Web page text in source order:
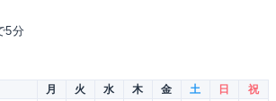
5分
月 火 水 木 金 土 日
祝